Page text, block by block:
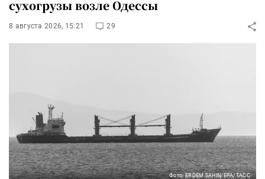
сухогрузы возле Одессы
8 августа 2026, 15:21 29
Фото: ERDEM SAHIN/EPA/ТАСС